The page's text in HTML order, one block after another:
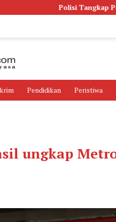
Polisi Tangkap Pengedar
Pendidikan Peristiwa
ungkap